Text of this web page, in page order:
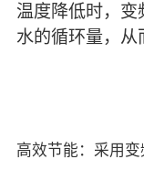
温度降低时，变
水的循环量，从
高效节能：采用